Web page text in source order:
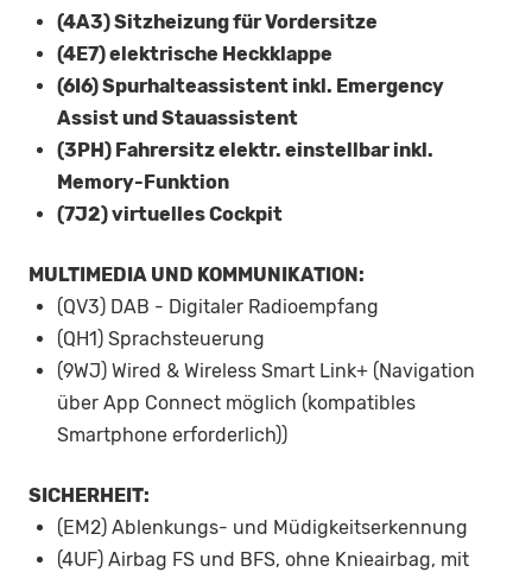
(4A3) Sitzheizung für Vordersitze
(4E7) elektrische Heckklappe
(6I6) Spurhalteassistent inkl. Emergency
Assist und Stauassistent
(3PH) Fahrersitz elektr. einstellbar inkl.
Memory-Funktion
(7J2) virtuelles Cockpit
MULTIMEDIA UND KOMMUNIKATION:
(QV3) DAB - Digitaler Radioempfang
(QH1) Sprachsteuerung
(9WJ) Wired & Wireless Smart Link+ (Navigation
über App Connect möglich (kompatibles
Smartphone erforderlich))
SICHERHEIT:
(EM2) Ablenkungs- und Müdigkeitserkennung
(4UF) Airbag FS und BFS, ohne Knieairbag, mit